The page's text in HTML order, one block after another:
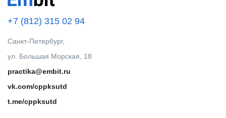
+7 (812) 315 02 94
Санкт-Петербург,
ул. Большая Морская, 18
practika@embit.ru
vk.com/cppksutd
t.me/cppksutd